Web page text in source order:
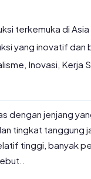
terkemuka di
yang inovatif dan
Inovasi, Kerja
dengan jenjang
tingkat tanggung
tinggi, banyak